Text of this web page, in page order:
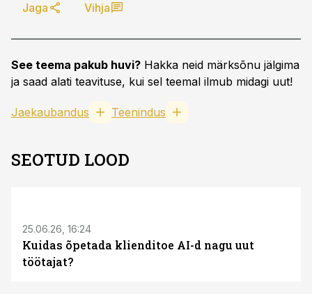
Jaga Vihja
See teema pakub huvi? Hakka neid märksõnu jälgima
ja saad alati teavituse, kui sel teemal ilmub midagi uut!
Jaekaubandus Teenindus
SEOTUD LOOD
25.06.26, 16:24
Kuidas õpetada klienditoe AI-d nagu uut
töötajat?